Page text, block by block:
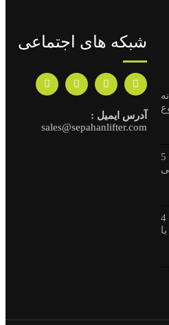
ایمنی کار با لیفتراک – 5
خطرات کار با لیفتراک ! 4
شبکه های اجتماعی
آدرس ایمیل :
sales@sepahanlifter.com